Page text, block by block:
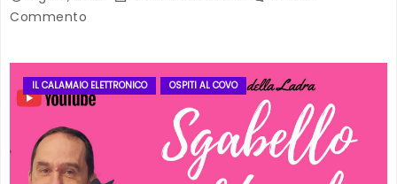
Commento
IL CALAMAIO ELETTRONICO OSPITI AL COVO